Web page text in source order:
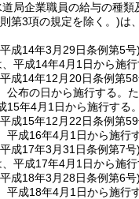
局企業職員の給与の種類
第3項の規定を除く。)は
成14年3月29日条例第5号
平成14年4月1日から施行
成14年12月20日条例第
公布の日から施行する。
15年4月1日から施行する。
成15年12月22日条例第
平成16年4月1日から施行す
成17年3月31日条例第7号
平成17年4月1日から施行
成18年3月28日条例第6号)
平成18年4月1日から施行す